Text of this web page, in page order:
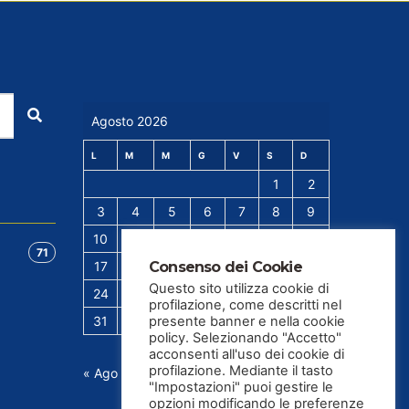
71
Agosto 2026
L M M G V S D
1
2
3
4 5 6 7 8
9
10
17
19 20 21 22
24
26 27 28 29
30
31
« Ago
Consenso dei Cookie
Questo sito utilizza cookie di
profilazione, come descritti nel
presente banner e nella cookie
policy. Selezionando "Accetto"
acconsenti all'uso dei cookie di
profilazione. Mediante il tasto
"Impostazioni" puoi gestire le
opzioni modificando le preferenze